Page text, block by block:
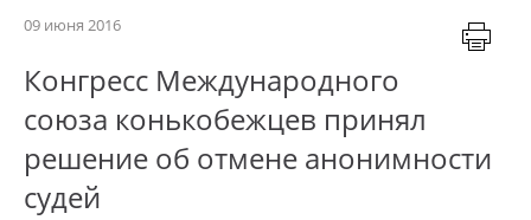
09 июня 2016
Конгресс Международного
союза конькобежцев принял
решение об отмене анонимности
судей